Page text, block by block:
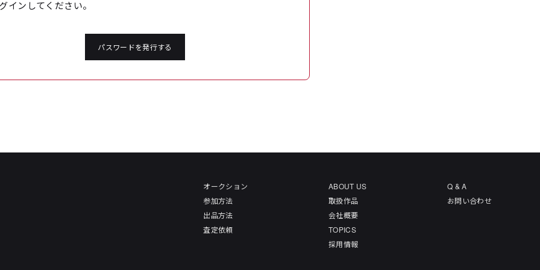
インしてください。
パスワードを発行する
オークション
参加方法
出品方法
査定依頼
ABOUT US
取扱作品
会社概要
TOPICS
採用情報
Q & A
お問い合わせ